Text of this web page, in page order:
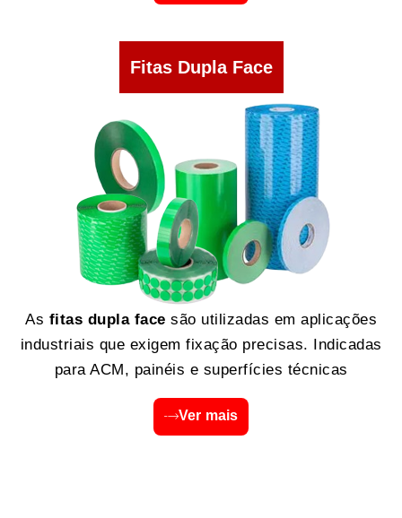
Fitas Dupla Face
As fitas dupla face são utilizadas em aplicações
industriais que exigem fixação precisas. Indicadas
para ACM, painéis e superfícies técnicas
Ver mais